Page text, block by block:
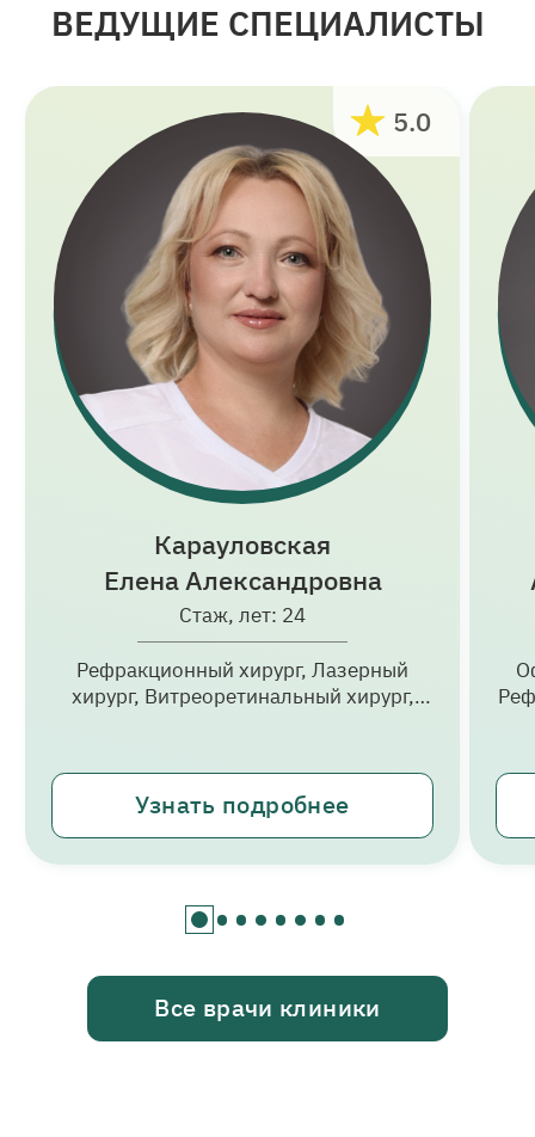
ВЕДУЩИЕ СПЕЦИАЛИСТЫ
5.0
Карауловская
Елена Александровна
Стаж, лет: 24
Рефракционный хирург, Лазерный
хирург, Витреоретинальный хирург,
Узнать подробнее
Все врачи клиники